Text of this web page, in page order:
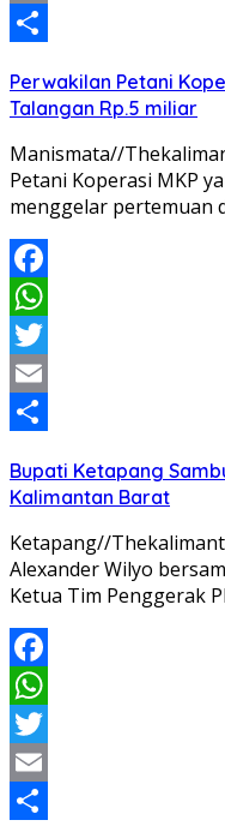
Email
Perwakilan Petani
Talangan Rp.5 miliar
Manismata//
Petani Koperasi MKP
menggelar pertemuan
Facebook
WhatsApp
Twitter
Email
Bupati Ketapang
Kalimantan Barat
Ketapang//
Alexander Wilyo
Ketua Tim Penggerak
Facebook
WhatsApp
Twitter
Email